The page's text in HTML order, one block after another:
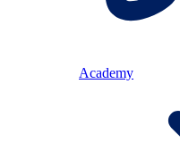
Academy